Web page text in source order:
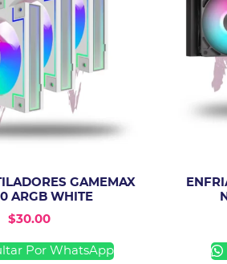
GAMEMAX
ARGB WHITE
$30.00
Por WhatsApp